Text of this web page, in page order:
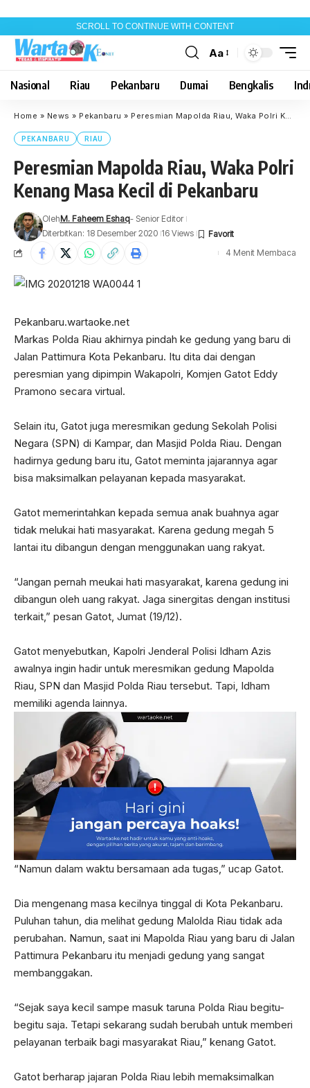
SCROLL TO CONTINUE WITH CONTENT
Font
Aa
Nasional Riau Pekanbaru Dumai Bengkalis
Home » News » Pekanbaru » Peresmian Mapolda Riau, Waka Polri Kenang Masa Kecil di Pekanbaru
PEKANBARU RIAU
Peresmian Mapolda Riau, Waka Polri
Kenang Masa Kecil di Pekanbaru
OlehM. Faheem Eshaq- Senior Editor
Diterbitkan: 18 Desember 2020 16 Views
4 Menit Membaca
Pekanbaru.wartaoke.net
Markas Polda Riau akhirnya pindah ke gedung yang baru di
Jalan Pattimura Kota Pekanbaru. Itu dita dai dengan
peresmian yang dipimpin Wakapolri, Komjen Gatot Eddy
Pramono secara virtual.
Selain itu, Gatot juga meresmikan gedung Sekolah Polisi
Negara (SPN) di Kampar, dan Masjid Polda Riau. Dengan
hadirnya gedung baru itu, Gatot meminta jajarannya agar
bisa maksimalkan pelayanan kepada masyarakat.
Gatot memerintahkan kepada semua anak buahnya agar
tidak melukai hati masyarakat. Karena gedung megah 5
lantai itu dibangun dengan menggunakan uang rakyat.
“Jangan pernah meukai hati masyarakat, karena gedung ini
dibangun oleh uang rakyat. Jaga sinergitas dengan institusi
terkait,” pesan Gatot, Jumat (19/12).
Gatot menyebutkan, Kapolri Jenderal Polisi Idham Azis
awalnya ingin hadir untuk meresmikan gedung Mapolda
Riau, SPN dan Masjid Polda Riau tersebut. Tapi, Idham
memiliki agenda lainnya.
“Namun dalam waktu bersamaan ada tugas,” ucap Gatot.
Dia mengenang masa kecilnya tinggal di Kota Pekanbaru.
Puluhan tahun, dia melihat gedung Malolda Riau tidak ada
perubahan. Namun, saat ini Mapolda Riau yang baru di Jalan
Pattimura Pekanbaru itu menjadi gedung yang sangat
membanggakan.
“Sejak saya kecil sampe masuk taruna Polda Riau begitu-
begitu saja. Tetapi sekarang sudah berubah untuk memberi
pelayanan terbaik bagi masyarakat Riau,” kenang Gatot.
Gatot berharap jajaran Polda Riau lebih memaksimalkan